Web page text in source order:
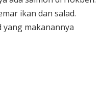
ikan dan salad.
makanannya